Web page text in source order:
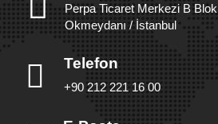
Perpa Ticaret Merkezi B
Okmeydanı / İstanbul
Telefon
+90 212 221 16 00